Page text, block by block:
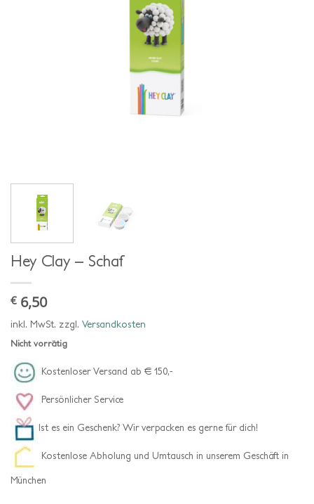
Hey Clay – Schaf
€ 6,50
inkl. MwSt. zzgl. Versandkosten
Nicht vorrätig
Kostenloser Versand ab € 150,-
Persönlicher Service
Ist es ein Geschenk? Wir verpacken es gerne für dich!
Kostenlose Abholung und Umtausch in unserem Geschäft in
München